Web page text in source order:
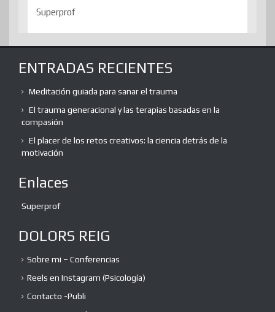
Superprof
ENTRADAS RECIENTES
Meditación guiada para sanar el trauma
El trauma generacional y las terapias basadas en la
compasión
El placer de los retos creativos: la ciencia detrás de la
motivación
Enlaces
Superprof
DOLORS REIG
Sobre mi – Conferencias
Reels en Instagram (Psicología)
Contacto -Publi